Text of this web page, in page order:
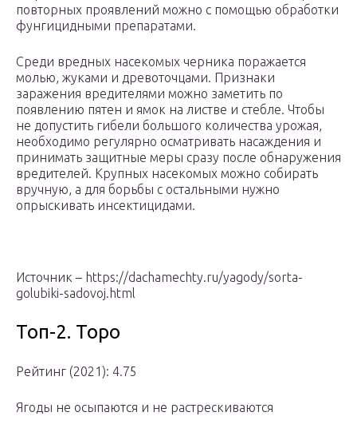
повторных проявлений можно с помощью обработки
фунгицидными препаратами.
Среди вредных насекомых черника поражается
молью, жуками и древоточцами. Признаки
заражения вредителями можно заметить по
появлению пятен и ямок на листве и стебле. Чтобы
не допустить гибели большого количества урожая,
необходимо регулярно осматривать насаждения и
принимать защитные меры сразу после обнаружения
вредителей. Крупных насекомых можно собирать
вручную, а для борьбы с остальными нужно
опрыскивать инсектицидами.
Источник – https://dachamechty.ru/yagody/sorta-
golubiki-sadovoj.html
Топ-2. Торо
Рейтинг (2021): 4.75
Ягоды не осыпаются и не растрескиваются